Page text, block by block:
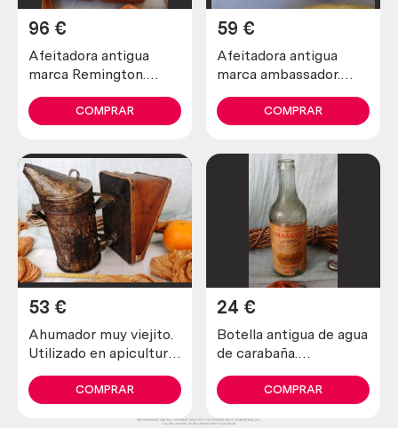
Afeitadora antigua
marca Remington.
colección
96 €
COMPRAR
Afeitadora antigua
marca ambassador.
colección
59 €
COMPRAR
Ahumador muy viejito.
Utilizado en apicultura
abejas
53 €
COMPRAR
Botella antigua de agua
de carabaña.
24 €
COMPRAR